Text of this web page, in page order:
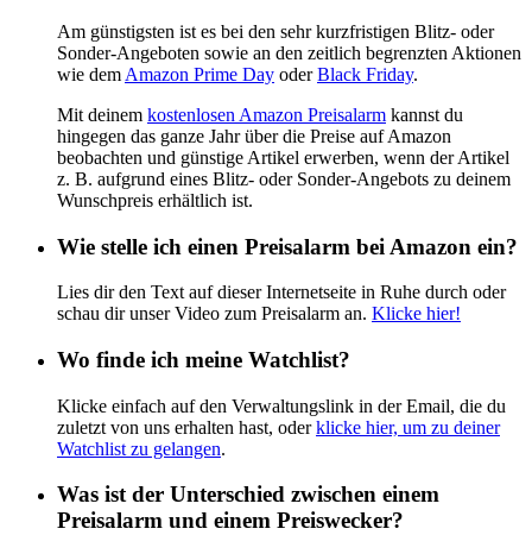
Am günstigsten ist es bei den sehr kurzfristigen Blitz- oder
Sonder-Angeboten sowie an den zeitlich begrenzten Aktionen
wie dem Amazon Prime Day oderBlack Friday.
Mit deinem kostenlosen Amazon Preisalarm kannst du
hingegen das ganze Jahr über die Preise auf Amazon
beobachten und günstige Artikel erwerben, wenn der Artikel
z. B. aufgrund eines Blitz- oder Sonder-Angebots zu deinem
Wunschpreis erhältlich ist.
Wie stelle ich einen Preisalarm bei Amazon ein?
Lies dir den Text auf dieser Internetseite in Ruhe durch oder
schau dir unser Video zum Preisalarm an. Klicke hier!
Wo finde ich meine Watchlist?
Klicke einfach auf den Verwaltungslink in der Email, die du
zuletzt von uns erhalten hast, oderklicke hier, um zu deiner
Watchlist zu gelangen.
Was ist der Unterschied zwischen einem
Preisalarm und einem Preiswecker?